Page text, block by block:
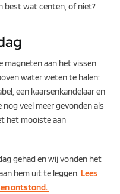
best wat centen, of niet?
magneten aan het vissen
water weten te halen:
een kaarsenkandelaar en
veel meer gevonden als
het mooiste aan
gehad en wij vonden het
hem uit te leggen. Lees
ontstond.